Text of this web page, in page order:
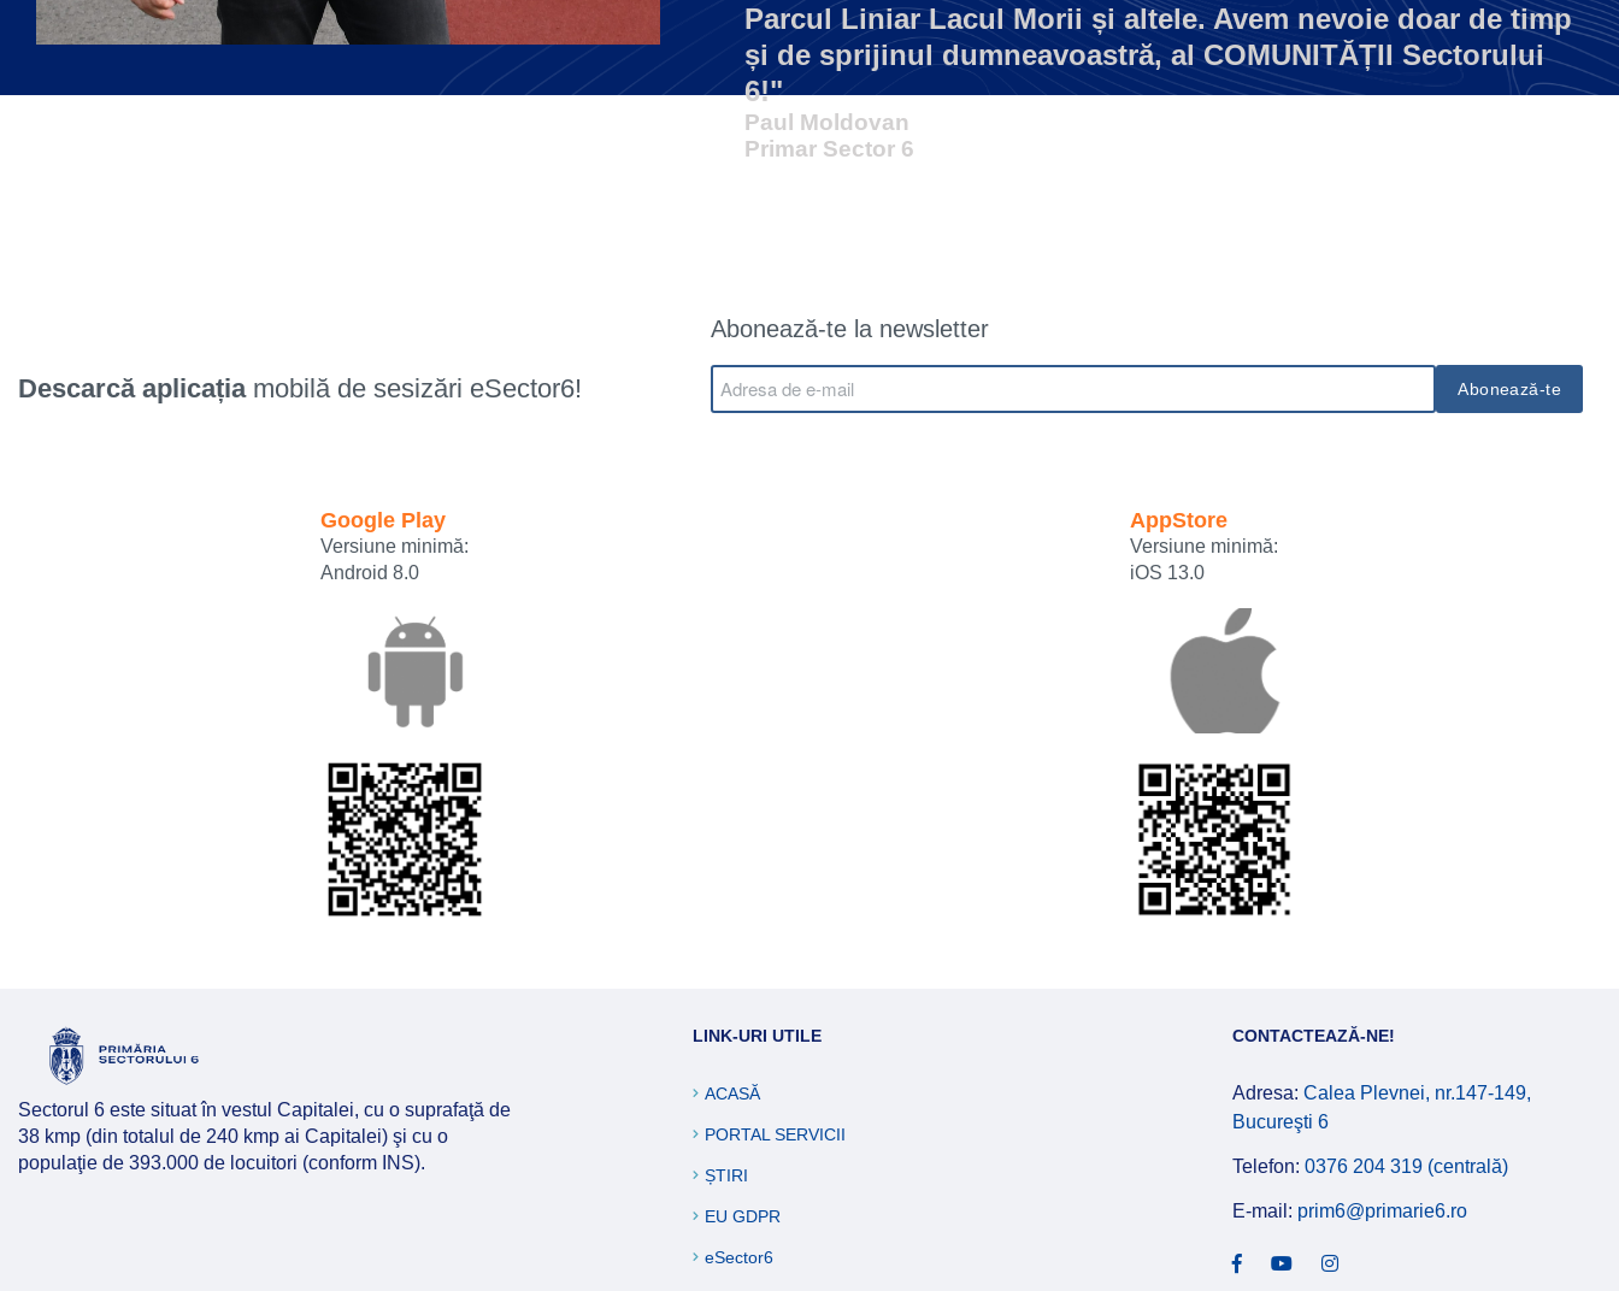
Parcul Liniar Lacul Morii și altele. Avem nevoie doar de timp
și de sprijinul dumneavoastră, al COMUNITĂȚII Sectorului
6!"
Paul Moldovan
Primar Sector 6
Descarcă aplicațiamobilă de sesizări eSector6!
Abonează-te la newsletter
Google Play
Versiune minimă:
Android 8.0
AppStore
Versiune minimă:
iOS 13.0
Sectorul 6 este situat în vestul Capitalei, cu o suprafaţă de
38 kmp (din totalul de 240 kmp ai Capitalei) şi cu o
populaţie de 393.000 de locuitori (conform INS).
LINK-URI UTILE
ACASĂ
PORTAL SERVICII
ȘTIRI
EU GDPR
eSector6
CONTACTEAZĂ-NE!
Adresa: Calea Plevnei, nr.147-149,
Bucureşti 6
Telefon: 0376 204 319 (centrală)
E-mail: prim6@primarie6.ro